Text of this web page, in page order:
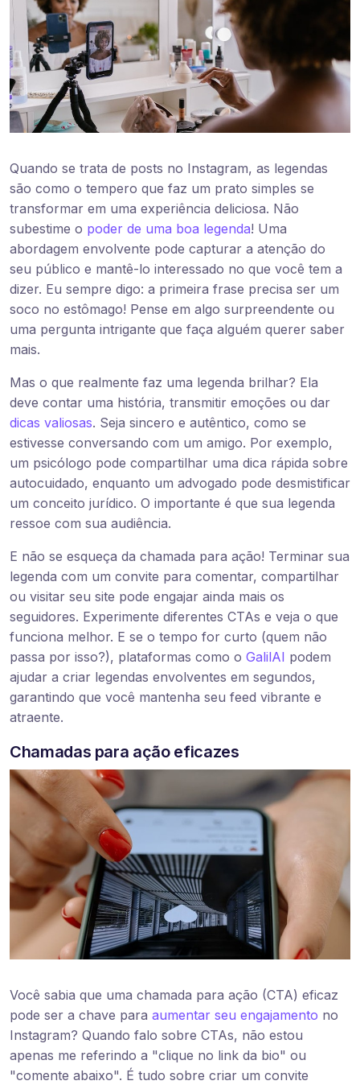
Quando se trata de posts no Instagram, as legendas
são como o tempero que faz um prato simples se
transformar em uma experiência deliciosa. Não
subestime o poder de uma boa legenda! Uma
abordagem envolvente pode capturar a atenção do
seu público e mantê-lo interessado no que você tem a
dizer. Eu sempre digo: a primeira frase precisa ser um
soco no estômago! Pense em algo surpreendente ou
uma pergunta intrigante que faça alguém querer saber
mais.
Mas o que realmente faz uma legenda brilhar? Ela
deve contar uma história, transmitir emoções ou dar
dicas valiosas. Seja sincero e autêntico, como se
estivesse conversando com um amigo. Por exemplo,
um psicólogo pode compartilhar uma dica rápida sobre
autocuidado, enquanto um advogado pode desmistificar
um conceito jurídico. O importante é que sua legenda
ressoe com sua audiência.
E não se esqueça da chamada para ação! Terminar sua
legenda com um convite para comentar, compartilhar
ou visitar seu site pode engajar ainda mais os
seguidores. Experimente diferentes CTAs e veja o que
funciona melhor. E se o tempo for curto (quem não
passa por isso?), plataformas como o GalilAI podem
ajudar a criar legendas envolventes em segundos,
garantindo que você mantenha seu feed vibrante e
atraente.
Chamadas para ação eficazes
Você sabia que uma chamada para ação (CTA) eficaz
pode ser a chave para aumentar seu engajamento no
Instagram? Quando falo sobre CTAs, não estou
apenas me referindo a "clique no link da bio" ou
"comente abaixo". É tudo sobre criar um convite